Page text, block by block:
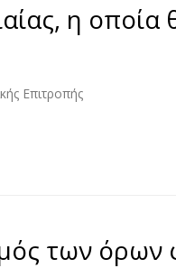
η οποία
Επιτροπής
των όρων